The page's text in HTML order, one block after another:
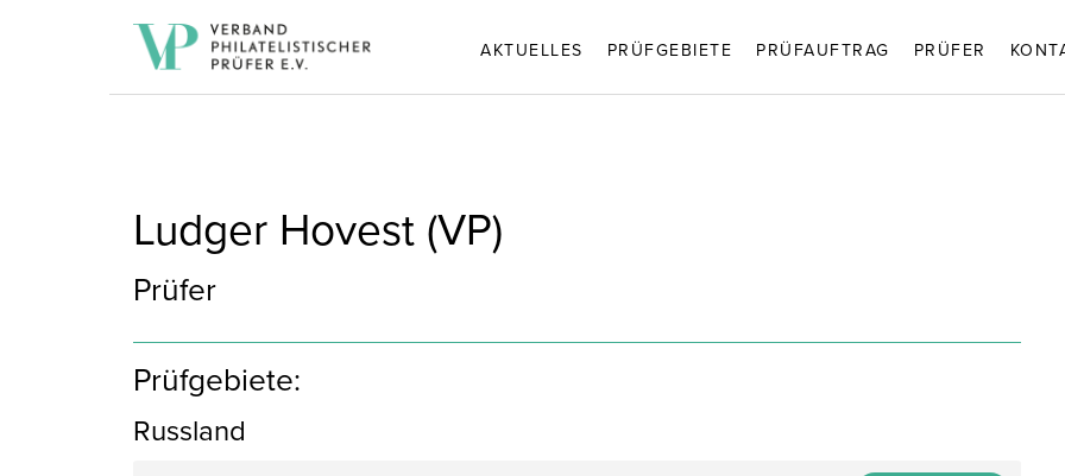
AKTUELLES PRÜFGEBIETE PRÜFAUFTRAG PRÜFER
Ludger Hovest (VP)
Prüfer
Prüfgebiete:
Russland